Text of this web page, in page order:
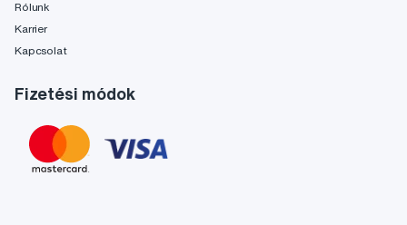
Rólunk
Karrier
Kapcsolat
Fizetési módok